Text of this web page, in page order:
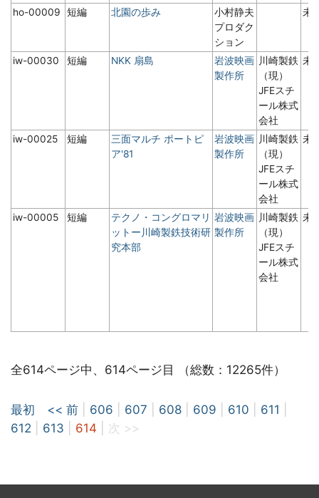
ho-00009 短編 北園の歩み
小村静夫
プロダク
ション
未
iw-00030 短編 NKK 扇島
岩波映画
製作所
川崎製鉄
（現）
JFEスチ
ール株式
会社
未
iw-00025 短編
三面マルチ ポートピ
ア'81
岩波映画
製作所
川崎製鉄
（現）
JFEスチ
ール株式
会社
未
iw-00005 短編
テクノ・コングロマリ
ットー川崎製鉄技術研
究本部
岩波映画
製作所
川崎製鉄
（現）
JFEスチ
ール株式
会社
未
全614ページ中、614ページ目 （総数：12265件）
最初 << 前 606 607 608 609 610 611
612
613 614 次 >>